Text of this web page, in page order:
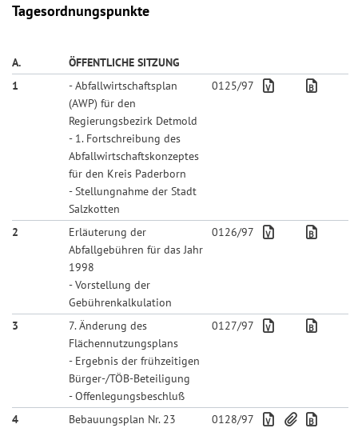
Tagesordnungspunkte
A.
ÖFFENTLICHE SITZUNG
1
- Abfallwirtschaftsplan
(AWP) für den
Regierungsbezirk Detmold
- 1. Fortschreibung des
Abfallwirtschaftskonzeptes
für den Kreis Paderborn
- Stellungnahme der Stadt
Salzkotten
0125/97
2
Erläuterung der
Abfallgebühren für das Jahr
1998
- Vorstellung der
Gebührenkalkulation
0126/97
3
7. Änderung des
Flächennutzungsplans
- Ergebnis der frühzeitigen
Bürger-/TÖB-Beteiligung
- Offenlegungsbeschluß
0127/97
4
Bebauungsplan Nr. 23
0128/97